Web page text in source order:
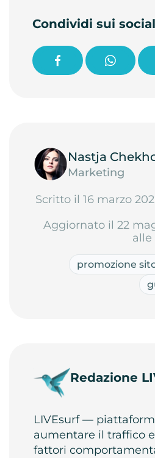
Condividi sui social
Nastja
Marketing
Scritto il 16 marzo
Aggiornato il 22
alle
promozione
Redazione
LIVEsurf —
aumentare il traffico
fattori